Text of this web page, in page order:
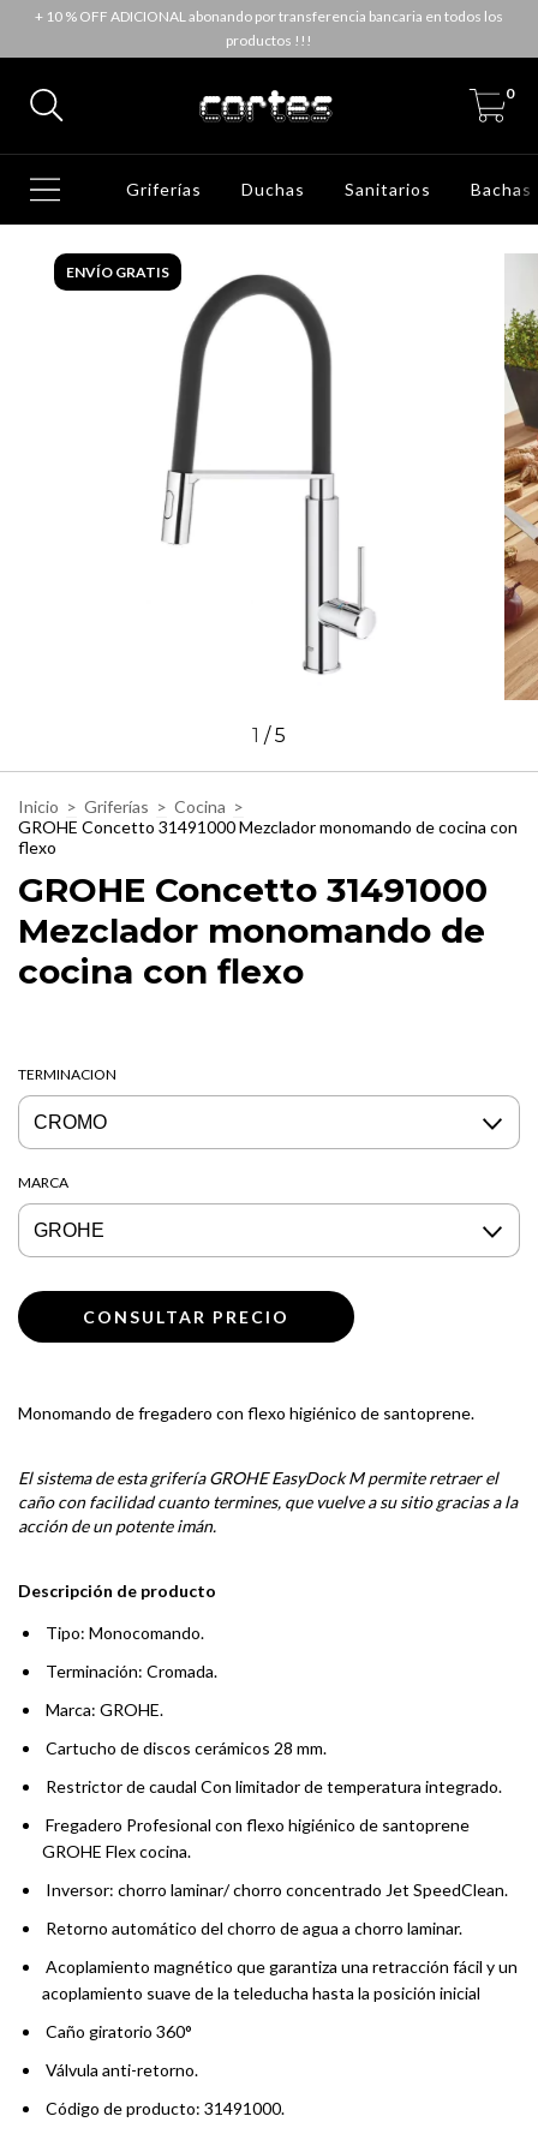
+ 10 % OFF ADICIONAL abonando por transferencia bancaria en todos los
productos !!!
0
Griferías Duchas Sanitarios Bachas
ENVÍO GRATIS
1 /5
Inicio > Griferías > Cocina >
GROHE Concetto 31491000 Mezclador monomando de cocina con
flexo
GROHE Concetto 31491000
Mezclador monomando de
cocina con flexo
TERMINACION
MARCA
Monomando de fregadero con flexo higiénico de santoprene.
El sistema de esta grifería GROHE EasyDock M permite retraer el
caño con facilidad cuanto termines, que vuelve a su sitio gracias a la
acción de un potente imán.
Descripción de producto
Tipo: Monocomando.
Terminación: Cromada.
Marca: GROHE.
Cartucho de discos cerámicos 28 mm.
Restrictor de caudal Con limitador de temperatura integrado.
Fregadero Profesional con flexo higiénico de santoprene
GROHE Flex cocina.
Inversor: chorro laminar/ chorro concentrado Jet SpeedClean.
Retorno automático del chorro de agua a chorro laminar.
Acoplamiento magnético que garantiza una retracción fácil y un
acoplamiento suave de la teleducha hasta la posición inicial
Caño giratorio 360°
Válvula anti-retorno.
Código de producto: 31491000.